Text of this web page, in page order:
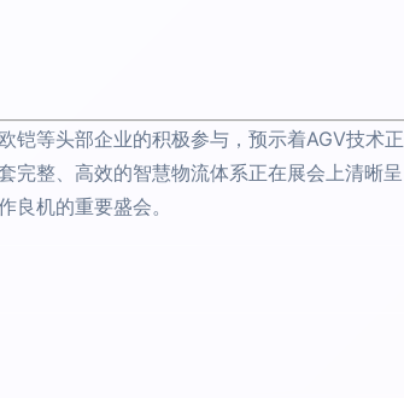
铠等头部企业的积极参与，预示着AGV技术正
完整、高效的智慧物流体系正在展会上清晰呈
机的重要盛会。